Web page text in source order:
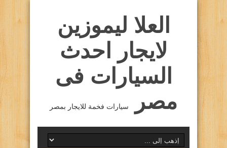
العلا ليموزين
لايجار احدث
السيارات فى
مصر
سيارات فخمة للايجار بمصر